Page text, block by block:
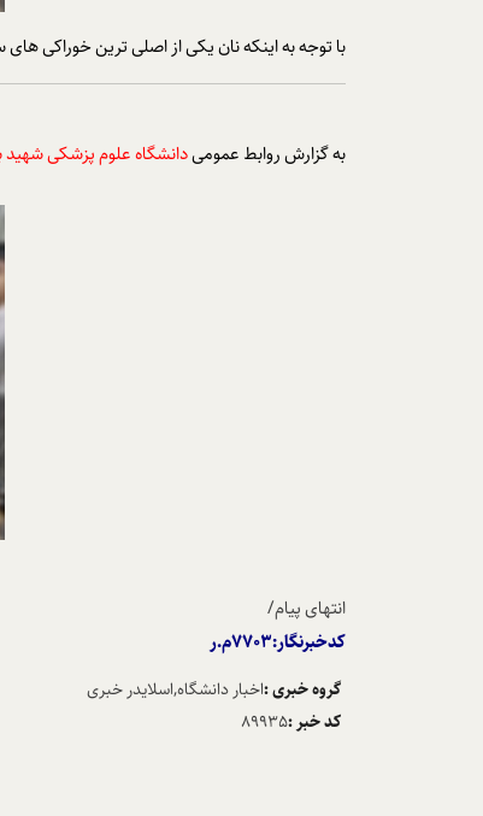
با توجه به اینکه نان یکی از اصلی ترین خوراکی
به گزارش روابط عمومیدانشگاه علوم پزشکی
انتهای پیام/
کدخبرنگار:7703م.ر
گروه خبری :اخبار دانشگاه,اسلایدر خبری
کد خبر :89935